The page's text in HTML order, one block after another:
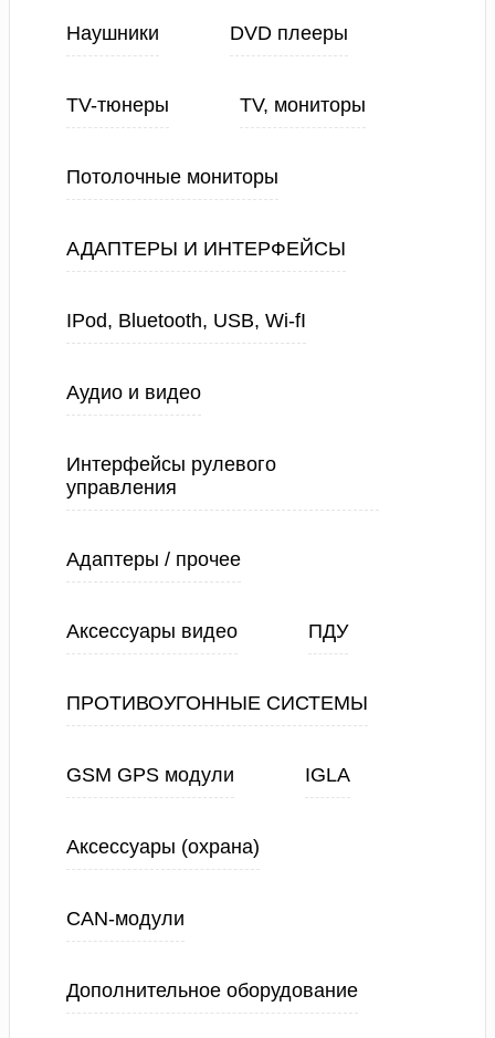
Наушники DVD плееры
TV-тюнеры TV, мониторы
Потолочные мониторы
АДАПТЕРЫ И ИНТЕРФЕЙСЫ
IPod, Bluetooth, USB, Wi-fI
Аудио и видео
Интерфейсы рулевого
управления
Адаптеры / прочее
Аксессуары видео ПДУ
ПРОТИВОУГОННЫЕ СИСТЕМЫ
GSM GPS модули IGLA
Аксессуары (охрана)
CAN-модули
Дополнительное оборудование